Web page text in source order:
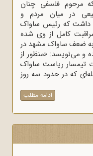
مرحوم فلسفی چنان
در میان مردم و
داشت که رئیس ساواک
کامل از وی شده
به ضعف ساواک مشهد در
و می‌نویسد: «منظور از
تیمسار ریاست ساواک
که در حدود سه روز
ادامه مطلب